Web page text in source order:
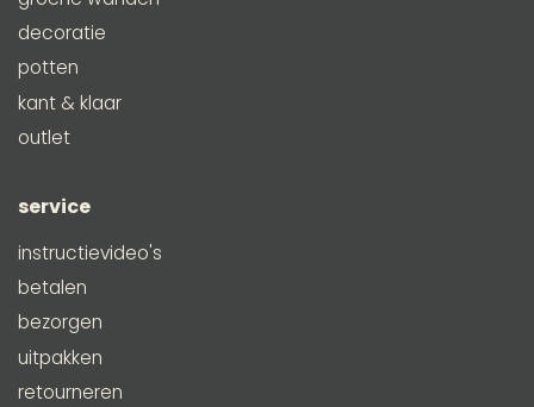
decoratie
potten
kant & klaar
outlet
service
instructievideo's
betalen
bezorgen
uitpakken
retourneren